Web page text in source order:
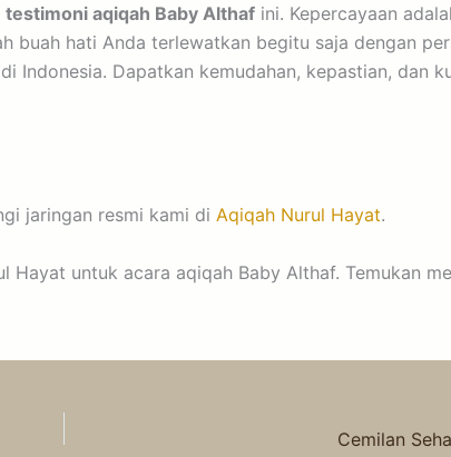
testimoni aqiqah Baby Althaf ini. Kepercayaan
hati Anda terlewatkan begitu saja dengan
Dapatkan kemudahan, kepastian, dan
jaringan resmi kami di Aqiqah Nurul Hayat.
untuk acara aqiqah Baby Althaf. Temukan
Cemilan